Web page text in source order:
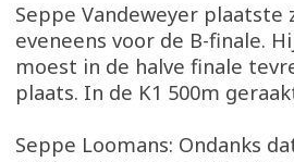
Seppe Vandeweyer plaatste
eveneens voor de B-finale.
moest in de halve finale
plaats. In de K1 500m
Seppe Loomans: Ondanks